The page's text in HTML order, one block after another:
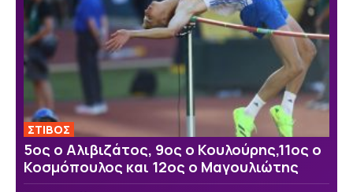
ΣΤΙΒΟΣ
5ος ο Αλιβιζάτος, 9ος ο Κουλούρης,11ος ο
Κοσμόπουλος και 12ος ο Μαγουλιώτης